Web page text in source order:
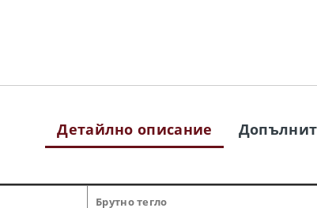
Детайлно описание
Брутно тегло